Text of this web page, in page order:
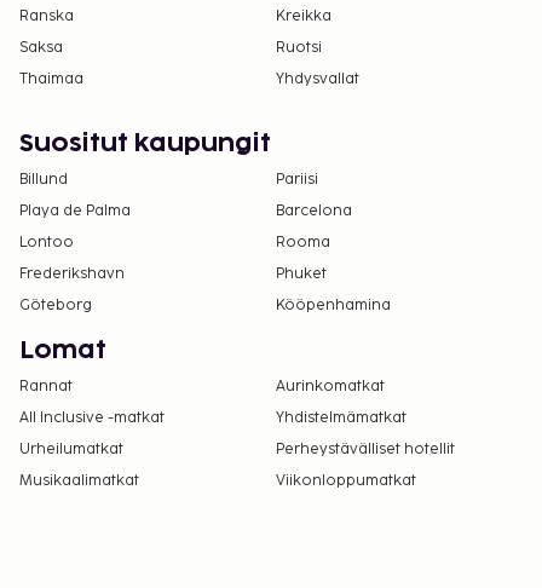
Ranska
Kreikka
Saksa
Ruotsi
Thaimaa
Yhdysvallat
Suositut kaupungit
Billund
Pariisi
Playa de Palma
Barcelona
Lontoo
Rooma
Frederikshavn
Phuket
Göteborg
Kööpenhamina
Lomat
Rannat
Aurinkomatkat
All Inclusive -matkat
Yhdistelmämatkat
Urheilumatkat
Perheystävälliset hotellit
Musikaalimatkat
Viikonloppumatkat